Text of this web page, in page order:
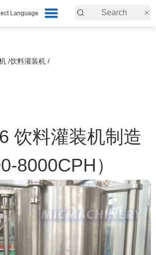
Language
/饮料灌装机 /
饮料灌装机制造
8000CPH）